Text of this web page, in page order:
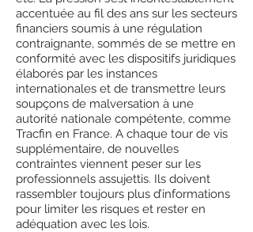
accentuée au fil des ans sur les secteurs
financiers soumis à une régulation
contraignante, sommés de se mettre en
conformité avec les dispositifs juridiques
élaborés par les instances
internationales et de transmettre leurs
soupçons de malversation à une
autorité nationale compétente, comme
Tracfin en France. A chaque tour de vis
supplémentaire, de nouvelles
contraintes viennent peser sur les
professionnels assujettis. Ils doivent
rassembler toujours plus d’informations
pour limiter les risques et rester en
adéquation avec les lois.